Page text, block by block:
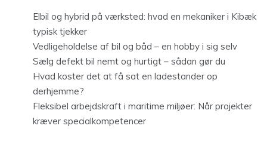
Elbil og hybrid på værksted: hvad en mekaniker i Kibæk
typisk tjekker
Vedligeholdelse af bil og båd – en hobby i sig selv
Sælg defekt bil nemt og hurtigt – sådan gør du
Hvad koster det at få sat en ladestander op
derhjemme?
Fleksibel arbejdskraft i maritime miljøer: Når projekter
kræver specialkompetencer